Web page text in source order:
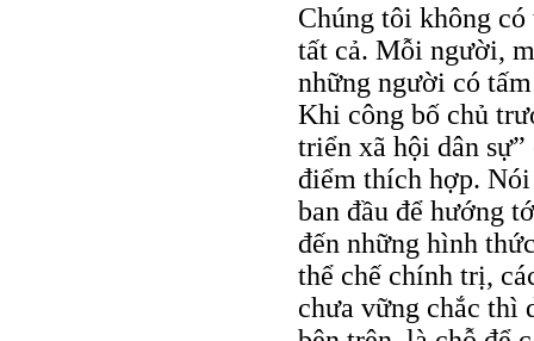
Chúng tôi không
tất cả. Mỗi người,
những người có
Khi công bố chủ
triển xã hội dân
điểm thích hợp.
ban đầu để hướng
đến những hình
thể chế chính trị,
chưa vững chắc thì